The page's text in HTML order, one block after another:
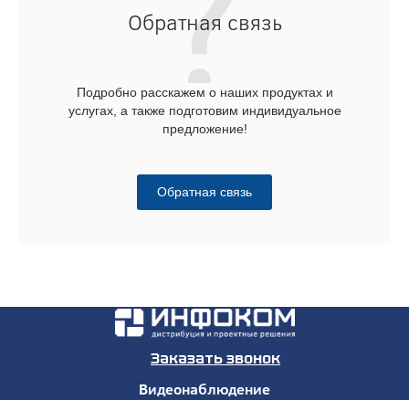
Обратная связь
Подробно расскажем о наших продуктах и
услугах, а также подготовим индивидуальное
предложение!
Обратная связь
Заказать звонок
Видеонаблюдение